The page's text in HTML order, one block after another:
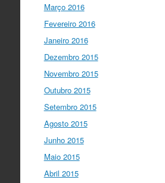
Março 2016
Fevereiro 2016
Janeiro 2016
Dezembro 2015
Novembro 2015
Outubro 2015
Setembro 2015
Agosto 2015
Junho 2015
Maio 2015
Abril 2015